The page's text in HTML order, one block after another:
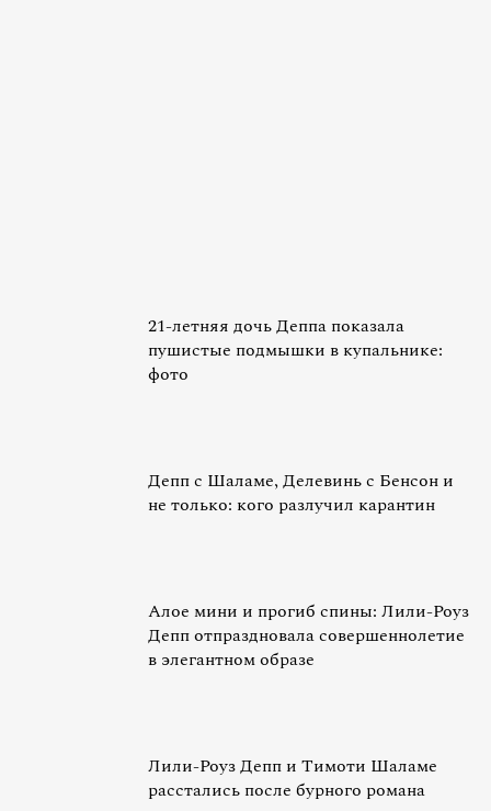
21-летняя дочь Деппа показала
пушистые подмышки в купальнике:
фото
Депп с Шаламе, Делевинь с Бенсон и
не только: кого разлучил карантин
Алое мини и прогиб спины: Лили-Роуз
Депп отпраздновала совершеннолетие
в элегантном образе
Лили-Роуз Депп и Тимоти Шаламе
расстались после бурного романа